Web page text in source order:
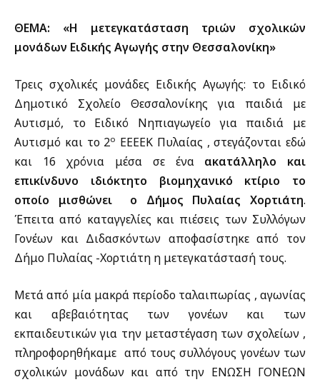
ΘΕΜΑ: «Η μετεγκατάσταση τριών σχολικών
μονάδων Ειδικής Αγωγής στην Θεσσαλονίκη»
Τρεις σχολικές μονάδες Ειδικής Αγωγής: το Ειδικό
Δημοτικό Σχολείο Θεσσαλονίκης για παιδιά με
Αυτισμό, το Ειδικό Νηπιαγωγείο για παιδιά με
Αυτισμό και το 2ο ΕΕΕΕΚ Πυλαίας , στεγάζονται εδώ
και 16 χρόνια μέσα σε ένα ακατάλληλο και
επικίνδυνο
ιδιόκτητο βιομηχανικό κτίριο το
οποίο μισθώνει ο Δήμος Πυλαίας Χορτιάτη.
Έπειτα από καταγγελίες και πιέσεις των Συλλόγων
Γονέων και Διδασκόντων αποφασίστηκε από τον
Δήμο Πυλαίας -Χορτιάτη η μετεγκατάστασή τους.
Μετά από μία μακρά περίοδο ταλαιπωρίας , αγωνίας
και αβεβαιότητας των γονέων και των
εκπαιδευτικών για την μεταστέγαση των σχολείων ,
πληροφορηθήκαμε από τους συλλόγους γονέων των
σχολικών μονάδων και από την ΕΝΩΣΗ ΓΟΝΕΩΝ